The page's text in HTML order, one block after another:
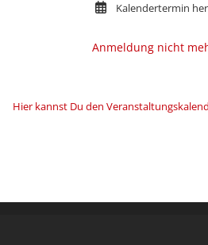
Kalendertermin
Anmeldung nicht
Hier kannst Du den